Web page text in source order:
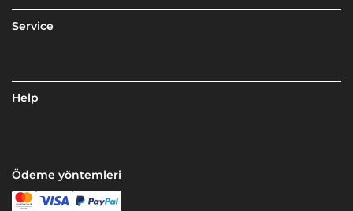
Service
Help
Ödeme yöntemleri